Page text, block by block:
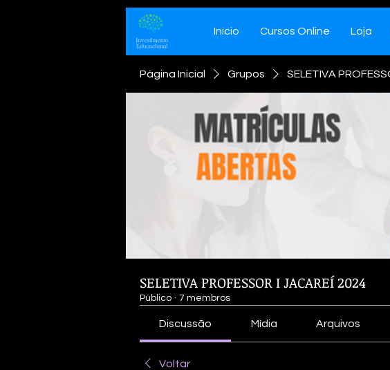
Início Cursos Online Loja
Página Inicial Grupos SELETIVA
SELETIVA PROFESSOR I JACAREÍ 2024
Público · 7 membros
Discussão Mídia Arquivos
Voltar